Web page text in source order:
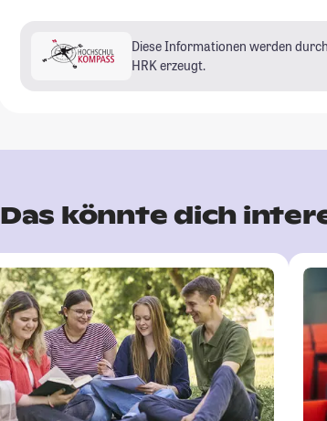
Diese Informationen werden
HRK erzeugt.
Das könnte dich